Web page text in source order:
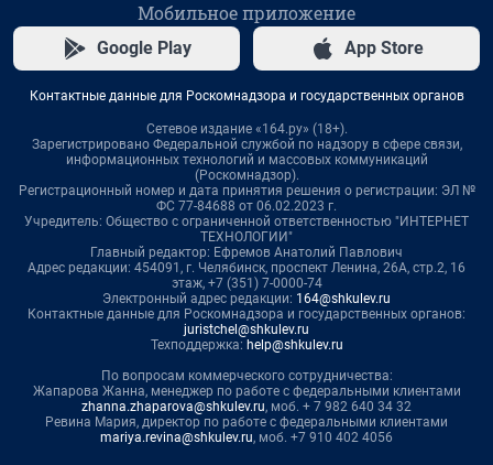
Мобильное приложение
Google Play App Store
Контактные данные для Роскомнадзора и государственных органов
Сетевое издание «164.ру» (18+).
Зарегистрировано Федеральной службой по надзору в сфере связи,
информационных технологий и массовых коммуникаций
(Роскомнадзор).
Регистрационный номер и дата принятия решения о регистрации: ЭЛ №
ФС 77-84688 от 06.02.2023 г.
Учредитель: Общество с ограниченной ответственностью "ИНТЕРНЕТ
ТЕХНОЛОГИИ"
Главный редактор: Ефремов Анатолий Павлович
Адрес редакции: 454091, г. Челябинск, проспект Ленина, 26А, стр.2, 16
этаж, +7 (351) 7-0000-74
Электронный адрес редакции: 164@shkulev.ru
Контактные данные для Роскомнадзора и государственных органов:
juristchel@shkulev.ru
Техподдержка: help@shkulev.ru
По вопросам коммерческого сотрудничества:
Жапарова Жанна, менеджер по работе с федеральными клиентами
zhanna.zhaparova@shkulev.ru, моб. + 7 982 640 34 32
Ревина Мария, директор по работе с федеральными клиентами
mariya.revina@shkulev.ru, моб. +7 910 402 4056